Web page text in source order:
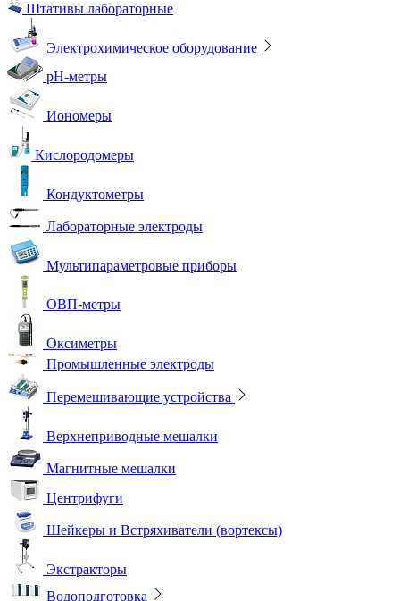
Штативы лабораторные
Электрохимическое оборудование
pH-метры
Иономеры
Кислородомеры
Кондуктометры
Лабораторные электроды
Мультипараметровые приборы
ОВП-метры
Оксиметры
Промышленные электроды
Перемешивающие устройства
Верхнеприводные мешалки
Магнитные мешалки
Центрифуги
Шейкеры и Встряхиватели (вортексы)
Экстракторы
Водоподготовка